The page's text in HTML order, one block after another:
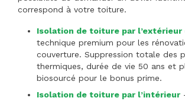
correspond à votre toiture.
Isolation de toiture par l’extérieur
technique premium pour les
couverture. Suppression totale des
thermiques, durée de vie 50 ans et
biosourcé pour le bonus prime.
Isolation de toiture par l’intérieur